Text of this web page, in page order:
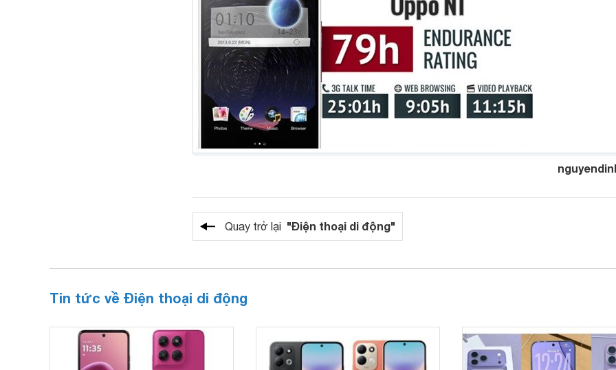
Quay trở lại "Điện thoại di động"
Tin tức về Điện thoại di động